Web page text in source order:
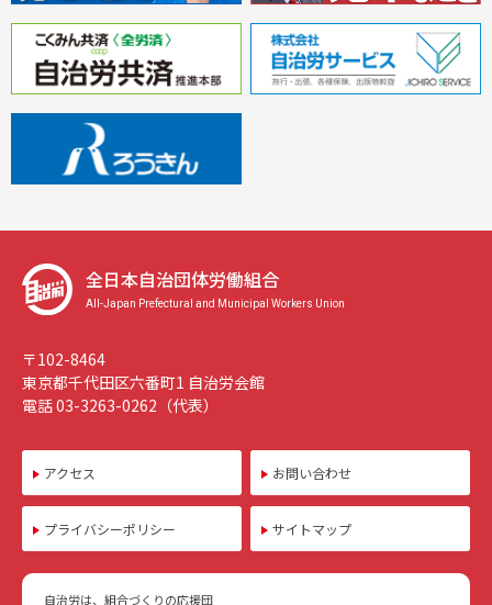
全日本自治団体労働組合
All-Japan Prefectural and Municipal Workers Union
〒102-8464
東京都千代田区六番町1 自治労会館
電話 03-3263-0262（代表）
アクセス お問い合わせ
プライバシーポリシー サイトマップ
自治労は、組合づくりの応援団